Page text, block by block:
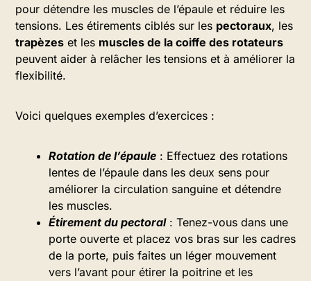
pour détendre les muscles de l’épaule et réduire les
tensions. Les étirements ciblés sur les pectoraux, les
trapèzes et les muscles de la coiffe des rotateurs
peuvent aider à relâcher les tensions et à améliorer la
flexibilité.
Voici quelques exemples d’exercices :
Rotation de l’épaule : Effectuez des rotations
lentes de l’épaule dans les deux sens pour
améliorer la circulation sanguine et détendre
les muscles.
Étirement du pectoral : Tenez-vous dans une
porte ouverte et placez vos bras sur les cadres
de la porte, puis faites un léger mouvement
vers l’avant pour étirer la poitrine et les